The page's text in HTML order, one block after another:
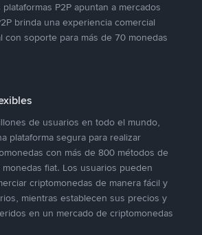
P2P apuntan a mercados
brinda una experiencia comercial
con soporte para más de 70 monedas
de usuarios en todo el mundo,
plataforma segura para realizar
con más de 800 métodos de
fiat. Los usuarios pueden
criptomonedas de manera fácil y
mientras establecen sus precios y
en un mercado de criptomonedas